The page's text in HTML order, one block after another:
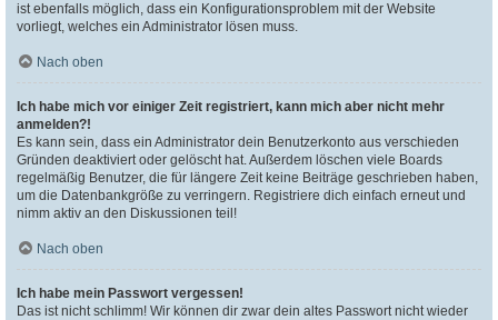
ist ebenfalls möglich, dass ein Konfigurationsproblem mit der Website
vorliegt, welches ein Administrator lösen muss.
Nach oben
Ich habe mich vor einiger Zeit registriert, kann mich aber nicht mehr
anmelden?!
Es kann sein, dass ein Administrator dein Benutzerkonto aus verschieden
Gründen deaktiviert oder gelöscht hat. Außerdem löschen viele Boards
regelmäßig Benutzer, die für längere Zeit keine Beiträge geschrieben haben,
um die Datenbankgröße zu verringern. Registriere dich einfach erneut und
nimm aktiv an den Diskussionen teil!
Nach oben
Ich habe mein Passwort vergessen!
Das ist nicht schlimm! Wir können dir zwar dein altes Passwort nicht wieder